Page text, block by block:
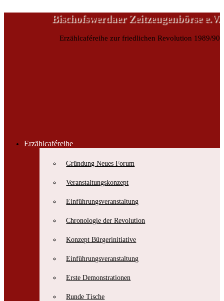
Bischofswerdaer Zeitzeugenbörse e.V.
Erzählcaféreihe zur friedlichen Revolution 1989/90
Erzählcaféreihe
Gründung Neues Forum
Veranstaltungskonzept
Einführungsveranstaltung
Chronologie der Revolution
Konzept Bürgerinitiative
Einführungsveranstaltung
Erste Demonstrationen
Runde Tische